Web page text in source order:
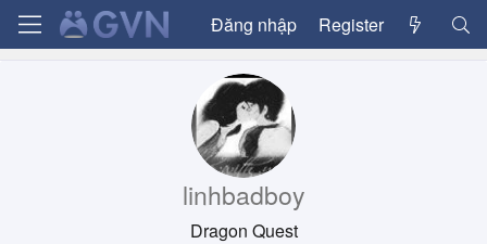
Đăng nhập Register
linhbadboy
Dragon Quest